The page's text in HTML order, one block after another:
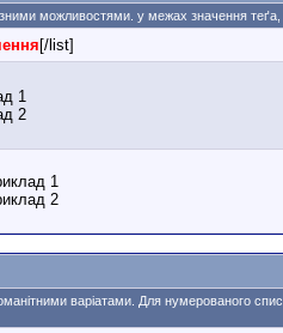
можливостями. у межах значення
[/list]
1
2
1
2
варіатами. Для нумерованого